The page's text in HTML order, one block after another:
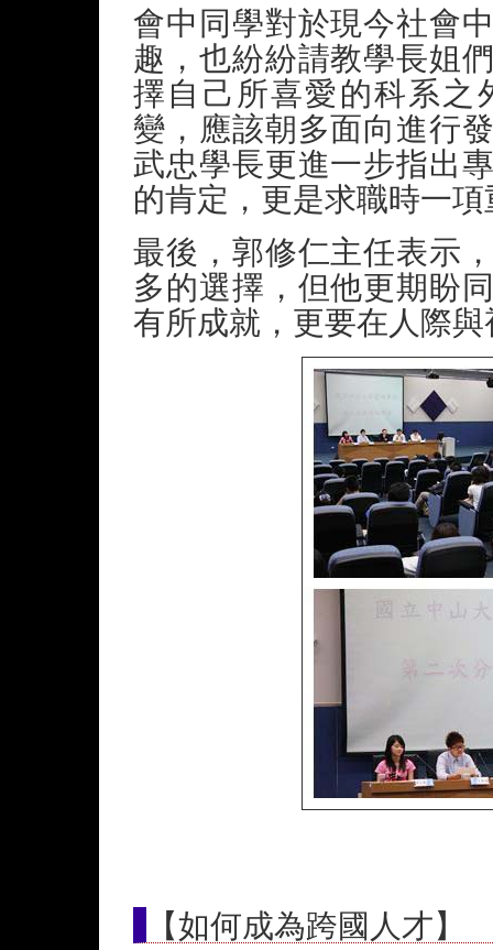
會中同學對於現今社會
趣，也紛紛請教學長姐
擇自己所喜愛的科系之
變，應該朝多面向進行
武忠學長更進一步指出
的肯定，更是求職時一
最後，郭修仁主任表示
多的選擇，但他更期盼
有所成就，更要在人際
【如何成為跨國人才】